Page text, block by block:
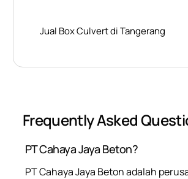
Jual Box Culvert di Tangerang
Frequently Asked
PT Cahaya Jaya Beton?
PT Cahaya Jaya Beton adalah